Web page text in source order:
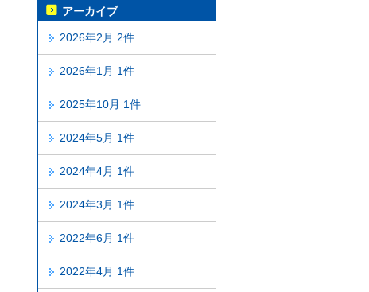
アーカイブ
2026年2月 2件
2026年1月 1件
2025年10月 1件
2024年5月 1件
2024年4月 1件
2024年3月 1件
2022年6月 1件
2022年4月 1件